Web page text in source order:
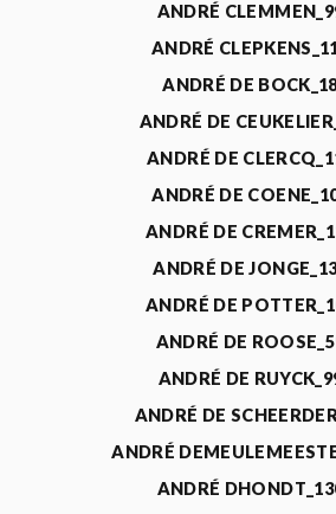
ANDRÉ
ANDRÉ
ANDRÉ DE
ANDRÉ DE
ANDRÉ DE
ANDRÉ DE
ANDRÉ DE
ANDRÉ DE
ANDRÉ DE
ANDRÉ DE
ANDRÉ DE
ANDRÉ DE
ANDRÉ
ANDRÉ